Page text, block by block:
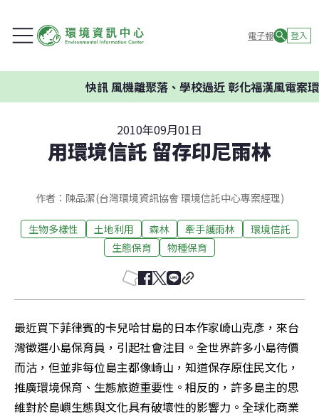
電子報 登入
快訊風機離聚落、學校過近 彰化福漢風電案環委
2010年09月01日
用環境信託 留存印尼雨林
作者：陳品潔(台灣環境資訊協會 環境信託中心專案經理)
生物多樣性 土地利用 森林 牽手護雨林
環境信託
生態保育
物種保育
最近買下菲律賓的卡兒哈甘島的日本作家崎山克彥，來台
灣徵選小島保育員，引起社會注目。全世界許多小島待價
而沽，但並非每位島主都像崎山，知道保存原住民文化，
推廣環境保育、生態旅遊重要性。相反的，許多島主的思
維對於島嶼生態與文化具有破壞性的影響力。全球化商業